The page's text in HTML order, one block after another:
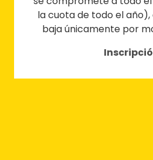
la cuota de todo el
baja únicamente por